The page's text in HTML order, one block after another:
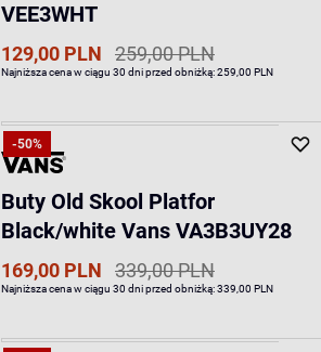
VEE3WHT
129,00 PLN 259,00 PLN
Najniższa cena w ciągu 30 dni przed obniżką:259,00 PLN
-50%
Buty Old Skool Platfor
Black/white Vans VA3B3UY28
169,00 PLN 339,00 PLN
Najniższa cena w ciągu 30 dni przed obniżką:339,00 PLN